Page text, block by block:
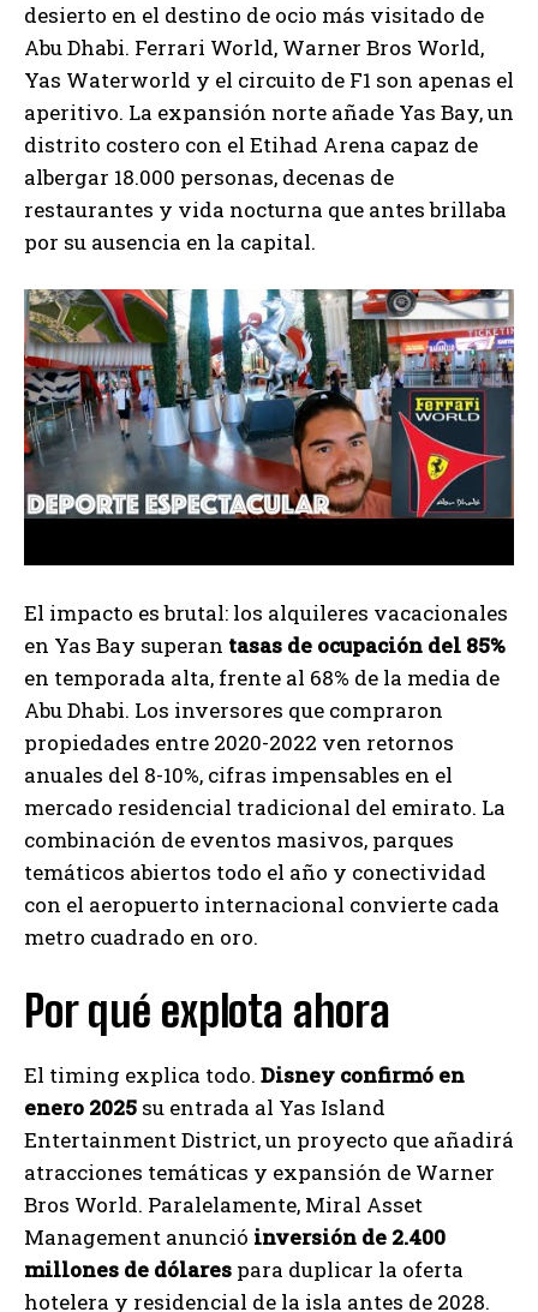
desierto en el destino de ocio más visitado de
Abu Dhabi. Ferrari World, Warner Bros World,
Yas Waterworld y el circuito de F1 son apenas el
aperitivo. La expansión norte añade Yas Bay, un
distrito costero con el Etihad Arena capaz de
albergar 18.000 personas, decenas de
restaurantes y vida nocturna que antes brillaba
por su ausencia en la capital.
El impacto es brutal: los alquileres vacacionales
en Yas Bay superan tasas de ocupación del 85%
en temporada alta, frente al 68% de la media de
Abu Dhabi. Los inversores que compraron
propiedades entre 2020-2022 ven retornos
anuales del 8-10%, cifras impensables en el
mercado residencial tradicional del emirato. La
combinación de eventos masivos, parques
temáticos abiertos todo el año y conectividad
con el aeropuerto internacional convierte cada
metro cuadrado en oro.
Por qué explota ahora
El timing explica todo. Disney confirmó en
enero 2025 su entrada al Yas Island
Entertainment District, un proyecto que añadirá
atracciones temáticas y expansión de Warner
Bros World. Paralelamente, Miral Asset
Management anunció inversión de 2.400
millones de dólares para duplicar la oferta
hotelera y residencial de la isla antes de 2028.